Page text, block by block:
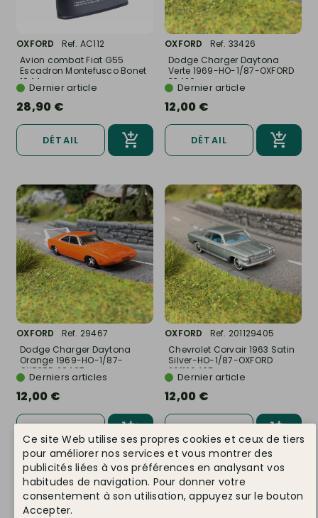
OXFORD
Ref. AC112
Avion combat Fiat G55
Escadron Montefusco Bonet
1944,...
Dernier article
28,90 €
DÉTAIL
OXFORD
Ref. 33426
Dodge Charger Daytona
Verte 1969-HO-1/87-OXFORD
33426
Dernier article
12,00 €
DÉTAIL
OXFORD
Ref. 29467
Dodge Charger Daytona
Orange 1969-HO-1/87-
OXFORD 29467
Derniers articles
12,00 €
OXFORD
Ref. 201129405
Chevrolet Corvair 1963 Satin
Silver-HO-1/87-OXFORD
201129405
Dernier article
12,00 €
Ce site Web utilise ses propres cookies et ceux de tiers
pour améliorer nos services et vous montrer des
publicités liées à vos préférences en analysant vos
habitudes de navigation. Pour donner votre
consentement à son utilisation, appuyez sur le bouton
Accepter.